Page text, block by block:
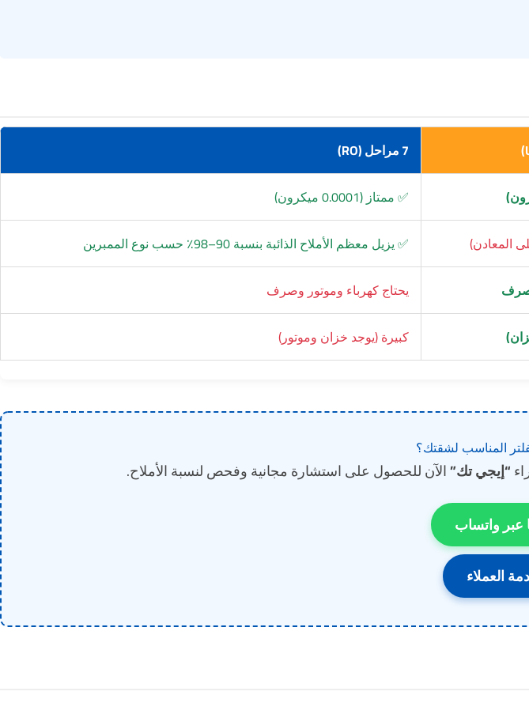
7 مراحل (RO)
✅ ممتاز (0.0001 ميكرون)
المعادن)
✅ يزيل معظم الأملاح الذائبة بنسبة 90–98٪ حسب نوع الممبرين
صرف
يحتاج كهرباء وموتور وصرف
كبيرة (يوجد خزان وموتور)
المناسب لشقتك؟
“إيجي تك”الآن للحصول على استشارة مجانية وفحص لنسبة الأملاح.
عبر واتساب
العملاء